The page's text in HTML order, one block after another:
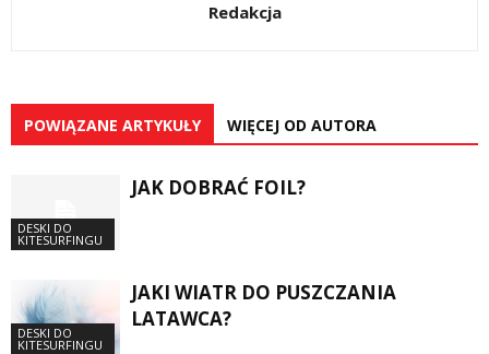
Redakcja
POWIĄZANE ARTYKUŁY WIĘCEJ OD AUTORA
DESKI DO
KITESURFINGU
JAK DOBRAĆ FOIL?
DESKI DO
KITESURFINGU
JAKI WIATR DO PUSZCZANIA
LATAWCA?